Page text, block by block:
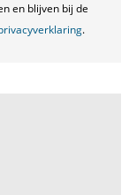
en blijven bij de
.